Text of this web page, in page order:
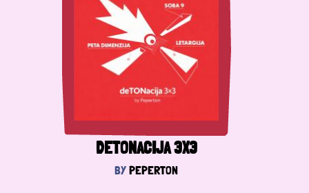
DETONACIJA 3X3
BYPEPERTON